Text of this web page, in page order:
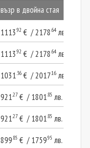
възр в двойна стая
1113.92 € / 2178.64лв.
1113.92 € / 2178.64лв.
1031.36€ / 2017.16лв.
921.27€ / 1801.85 лв.
921.27€ / 1801.85 лв.
899.85 € / 1759.95 лв.